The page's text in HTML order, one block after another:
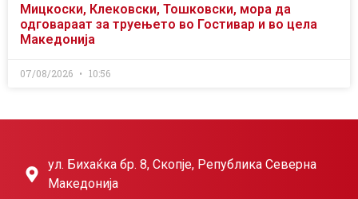
Мицкоски, Клековски, Тошковски, мора да
одговараат за труењето во Гостивар и во цела
Македонија
07/08/2026 10:56
ул. Бихаќка бр. 8, Скопје, Република Северна
Македонија